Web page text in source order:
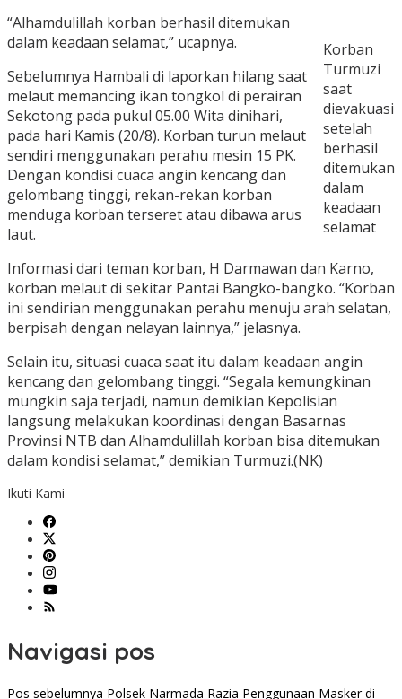
Korban
Turmuzi
saat
dievakuasi
setelah
berhasil
ditemukan
dalam
keadaan
selamat
“Alhamdulillah korban berhasil ditemukan
dalam keadaan selamat,” ucapnya.
Sebelumnya Hambali di laporkan hilang saat
melaut memancing ikan tongkol di perairan
Sekotong pada pukul 05.00 Wita dinihari,
pada hari Kamis (20/8). Korban turun melaut
sendiri menggunakan perahu mesin 15 PK.
Dengan kondisi cuaca angin kencang dan
gelombang tinggi, rekan-rekan korban
menduga korban terseret atau dibawa arus
laut.
Informasi dari teman korban, H Darmawan dan Karno,
korban melaut di sekitar Pantai Bangko-bangko. “Korban
ini sendirian menggunakan perahu menuju arah selatan,
berpisah dengan nelayan lainnya,” jelasnya.
Selain itu, situasi cuaca saat itu dalam keadaan angin
kencang dan gelombang tinggi. “Segala kemungkinan
mungkin saja terjadi, namun demikian Kepolisian
langsung melakukan koordinasi dengan Basarnas
Provinsi NTB dan Alhamdulillah korban bisa ditemukan
dalam kondisi selamat,” demikian Turmuzi.(NK)
Ikuti Kami
Navigasi pos
Pos sebelumnya Polsek Narmada Razia Penggunaan Masker di